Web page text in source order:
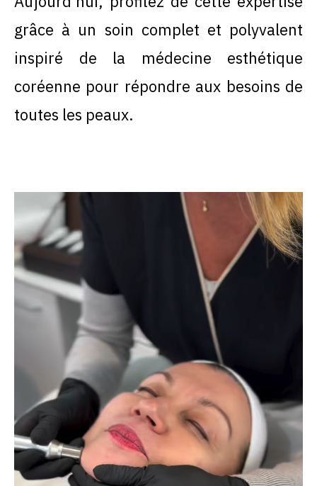
grâce à un soin complet et polyvalent
inspiré de la médecine esthétique
coréenne pour répondre aux besoins de
toutes les peaux.